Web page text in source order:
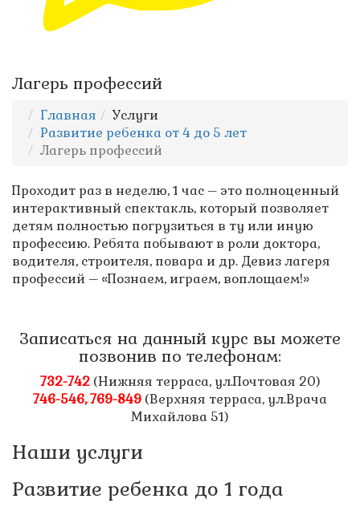
Лагерь профессий
Главная
Услуги
Развитие ребенка от 4 до 5 лет
Лагерь профессий
Проходит раз в неделю, 1 час – это полноценный
интерактивный спектакль, который позволяет
детям полностью погрузиться в ту или иную
профессию. Ребята побывают в роли доктора,
водителя, строителя, повара и др. Девиз лагеря
профессий – «Познаем, играем, воплощаем!»
Записаться на данный курс вы можете
позвонив по телефонам:
732-742(Нижняя терраса, ул.Почтовая 20)
746-546, 769-849 (Верхняя терраса, ул.Врача
Михайлова 51)
Наши услуги
Развитие ребенка до 1 года